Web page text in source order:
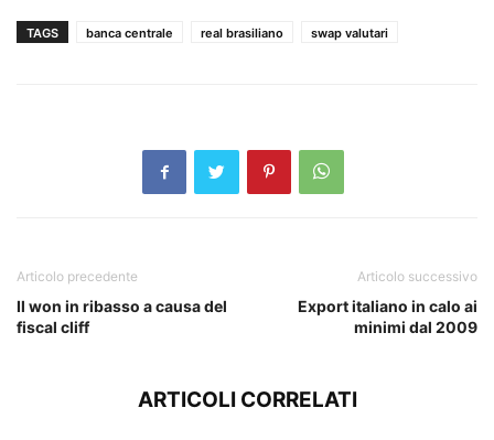
TAGS banca centrale real brasiliano swap valutari
Articolo precedente
Il won in ribasso a causa del
fiscal cliff
Articolo successivo
Export italiano in calo ai
minimi dal 2009
ARTICOLI CORRELATI